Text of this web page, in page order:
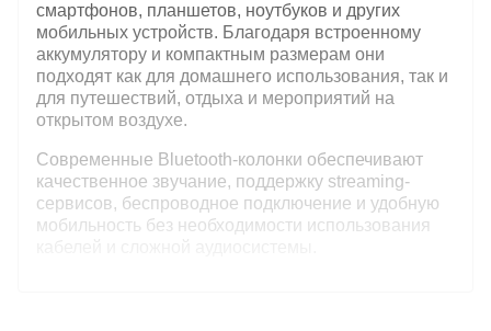
смартфонов, планшетов, ноутбуков и других
мобильных устройств. Благодаря встроенному
аккумулятору и компактным размерам они
подходят как для домашнего использования, так и
для путешествий, отдыха и мероприятий на
открытом воздухе.
Современные Bluetooth-колонки обеспечивают
качественное звучание, поддержку streaming-
сервисов, беспроводное подключение и удобную
мобильность без необходимости использования